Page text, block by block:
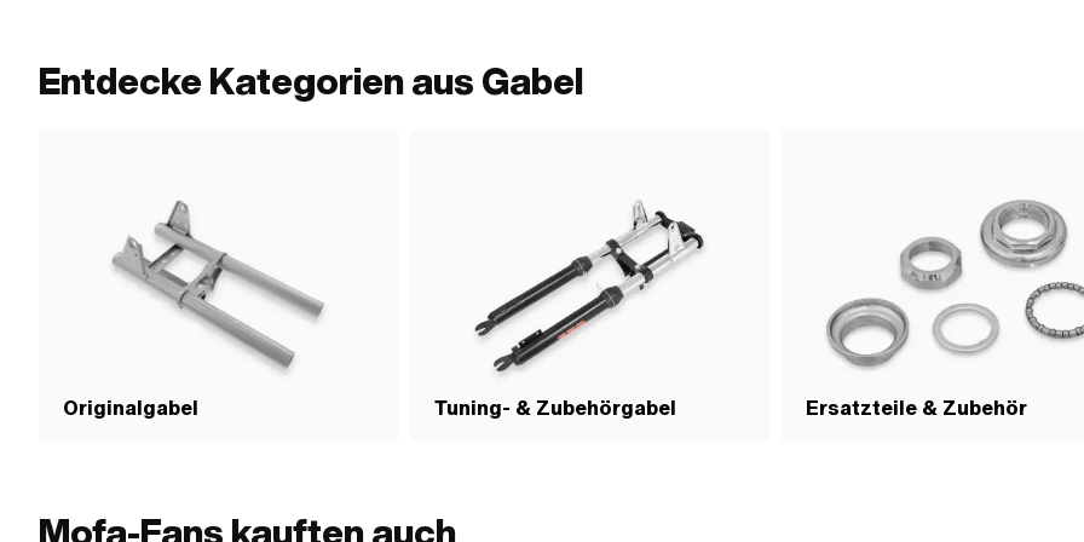
mm
Entdecke Kategorien aus Gabel
Originalgabel Tuning- & Zubehörgabel Ersatzteile & Zubehör